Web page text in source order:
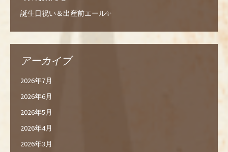
誕生日祝い＆出産前エール✨
アーカイブ
2026年7月
2026年6月
2026年5月
2026年4月
2026年3月